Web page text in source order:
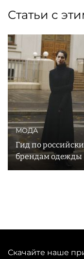
Статьи с
МОДА
Гид по
брендам одежды
Скачайте наше